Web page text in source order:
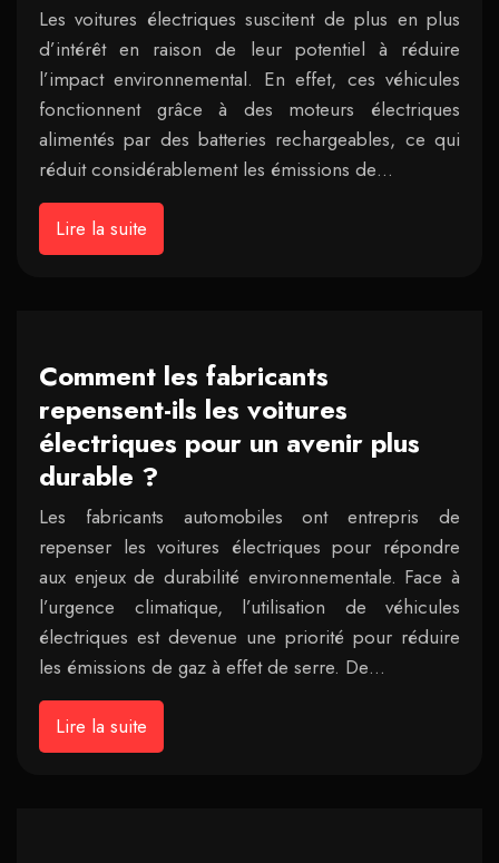
Les voitures électriques suscitent de plus en plus
d’intérêt en raison de leur potentiel à réduire
l’impact environnemental. En effet, ces véhicules
fonctionnent grâce à des moteurs électriques
alimentés par des batteries rechargeables, ce qui
réduit considérablement les émissions de…
Lire la suite
Comment les fabricants
repensent-ils les voitures
électriques pour un avenir plus
durable ?
Les fabricants automobiles ont entrepris de
repenser les voitures électriques pour répondre
aux enjeux de durabilité environnementale. Face à
l’urgence climatique, l’utilisation de véhicules
électriques est devenue une priorité pour réduire
les émissions de gaz à effet de serre. De…
Lire la suite